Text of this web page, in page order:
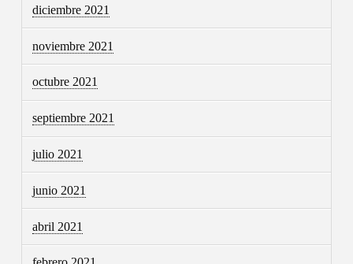
diciembre 2021
noviembre 2021
octubre 2021
septiembre 2021
julio 2021
junio 2021
abril 2021